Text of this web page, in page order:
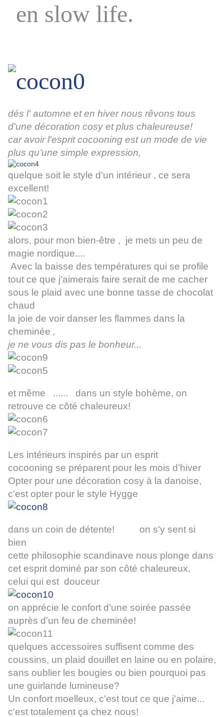
en slow life.
dés l' automne et en hiver nous rêvons tous
d'une décoration cosy et plus chaleureuse!
car avoir l'esprit cocooning est un mode de vie
plus qu’une simple expression,
quelque soit le style d'un intérieur , ce sera
excellent!
alors, pour mon bien-être , je mets un peu de
magie nordique....
Avec la baisse des températures qui se profile
tout ce que j'aimerais faire serait de me cacher
sous le plaid avec une bonne tasse de chocolat
chaud
la joie de voir danser les flammes dans la
cheminée ,
je ne vous dis pas le bonheur...
et même ...... dans un style bohème, on
retrouve ce côté chaleureux!
Les intérieurs inspirés par un esprit
cocooning se préparent pour les mois d’hiver
Opter pour une décoration cosy à la danoise,
c'est opter pour le style Hygge
dans un coin de détente! on s'y sent si
bien
cette philosophie scandinave nous plonge dans
cet esprit dominé par son côté chaleureux,
celui qui est douceur
on apprécie le confort d’une soirée passée
auprès d’un feu de cheminée!
quelques accessoires suffisent comme des
coussins, un plaid douillet en laine ou en polaire,
sans oublier les bougies ou bien pourquoi pas
une guirlande lumineuse?
Un confort moelleux, c'est tout ce que j'aime...
c'est totalement ça chez nous!